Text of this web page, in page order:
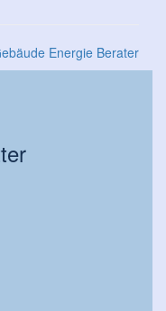
Energie Berater